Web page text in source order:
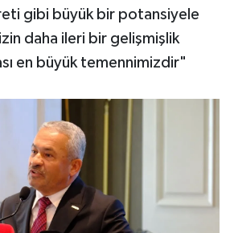
gibi büyük bir potansiyele
daha ileri bir gelişmişlik
en büyük temennimizdir"